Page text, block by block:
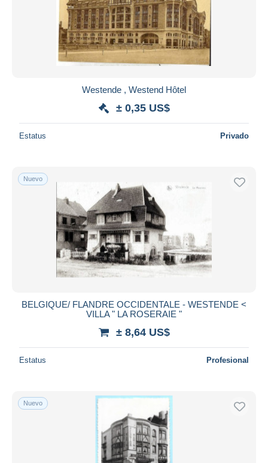
Westende , Westend Hôtel
± 0,35 US$
Estatus Privado
Nuevo
BELGIQUE/ FLANDRE OCCIDENTALE - WESTENDE <
VILLA " LA ROSERAIE "
± 8,64 US$
Estatus Profesional
Nuevo